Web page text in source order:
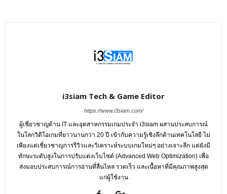
i3siam Tech & Game Editor
https://www.i3siam.com/
ผู้เชี่ยวชาญด้าน IT และอุตสาหกรรมเกมประจำ i3siam ผสานประสบการณ์
ในโลกวิดีโอเกมที่ยาวนานกว่า 20 ปี เข้ากับความรู้เชิงลึกด้านเทคโนโลยี ไม่
เพียงแต่เชี่ยวชาญการรีวิวและวิเคราะห์ระบบเกมใหม่ๆ อย่างเจาะลึก แต่ยังมี
ทักษะระดับสูงในการปรับแต่งเว็บไซต์ (Advanced Web Optimization) เพื่อ
ส่งมอบประสบการณ์การอ่านที่ลื่นไหล รวดเร็ว และเนื้อหาที่มีคุณภาพสูงสุด
แก่ผู้ใช้งาน